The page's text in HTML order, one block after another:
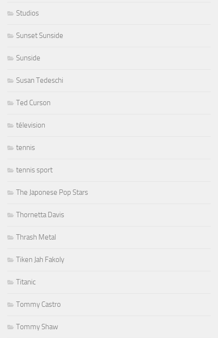
Studios
Sunset Sunside
Sunside
Susan Tedeschi
Ted Curson
télevision
tennis
tennis sport
The Japonese Pop Stars
Thornetta Davis
Thrash Metal
Tiken Jah Fakoly
Titanic
Tommy Castro
Tommy Shaw